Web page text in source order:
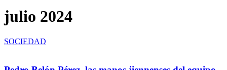
julio 2024
SOCIEDAD